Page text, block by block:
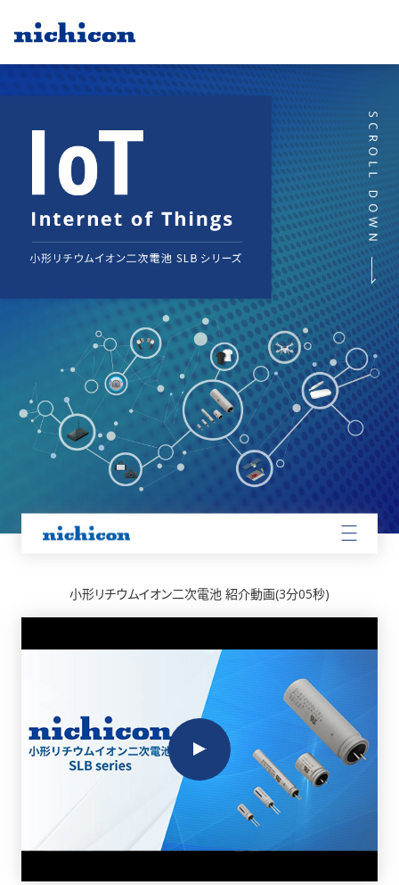
リファレンスノート
小形リチウムイオン二次電池 紹介動画(3分05秒)